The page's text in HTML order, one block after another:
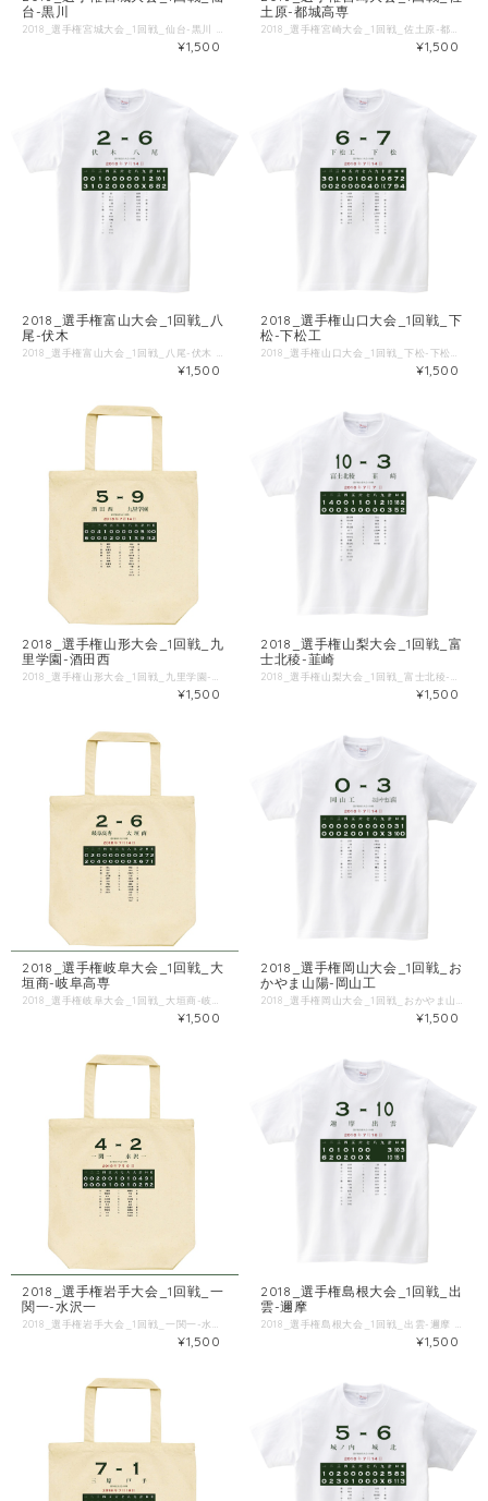
台-黒川
¥1,500
土原-都城高専
¥1,500
2018_選手権富山大会_1回戦_八
尾-伏木
¥1,500
2018_選手権山口大会_1回戦_下
松-下松工
¥1,500
2018_選手権山形大会_1回戦_九
里学園-酒田西
¥1,500
2018_選手権山梨大会_1回戦_富
士北稜-韮崎
¥1,500
2018_選手権岐阜大会_1回戦_大
垣商-岐阜高専
¥1,500
2018_選手権岡山大会_1回戦_お
かやま山陽-岡山工
¥1,500
2018_選手権岩手大会_1回戦_一
関一-水沢一
¥1,500
2018_選手権島根大会_1回戦_出
雲-邇摩
¥1,500